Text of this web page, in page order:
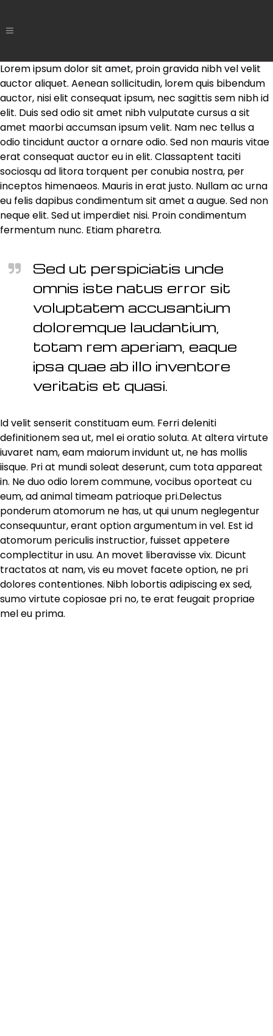
Lorem ipsum dolor sit amet, proin gravida nibh vel velit
auctor aliquet. Aenean sollicitudin, lorem quis bibendum
auctor, nisi elit consequat ipsum, nec sagittis sem nibh id
elit. Duis sed odio sit amet nibh vulputate cursus a sit
amet maorbi accumsan ipsum velit. Nam nec tellus a
odio tincidunt auctor a ornare odio. Sed non mauris vitae
erat consequat auctor eu in elit. Classaptent taciti
sociosqu ad litora torquent per conubia nostra, per
inceptos himenaeos. Mauris in erat justo. Nullam ac urna
eu felis dapibus condimentum sit amet a augue. Sed non
neque elit. Sed ut imperdiet nisi. Proin condimentum
fermentum nunc. Etiam pharetra.
Sed ut perspiciatis unde
omnis iste natus error sit
voluptatem accusantium
doloremque laudantium,
totam rem aperiam, eaque
ipsa quae ab illo inventore
veritatis et quasi.
Id velit senserit constituam eum. Ferri deleniti
definitionem sea ut, mel ei oratio soluta. At altera virtute
iuvaret nam, eam maiorum invidunt ut, ne has mollis
iisque. Pri at mundi soleat deserunt, cum tota appareat
in. Ne duo odio lorem commune, vocibus oporteat cu
eum, ad animal timeam patrioque pri.Delectus
ponderum atomorum ne has, ut qui unum neglegentur
consequuntur, erant option argumentum in vel. Est id
atomorum periculis instructior, fuisset appetere
complectitur in usu. An movet liberavisse vix. Dicunt
tractatos at nam, vis eu movet facete option, ne pri
dolores contentiones. Nibh lobortis adipiscing ex sed,
sumo virtute copiosae pri no, te erat feugait propriae
mel eu prima.